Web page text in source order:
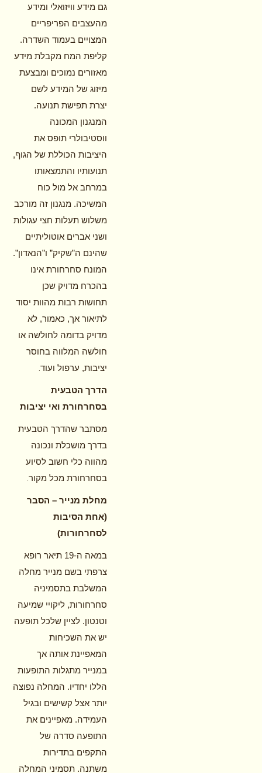
גם מידע וויזואלי ומידע
מהעצבים הפריפריים
המצויים בעמוד השדרה.
קליפת המח מקבלת מידע
מאזורים נמוכים ומבצעת
מיזוג של המידע לשם
יצרת תפישת תנועה.
המנגנון המכונה
ווסטיבולרי תופס את
היציבות הכוללת של הגוף,
תנועותיו והתמצאותו
במרחב אל מול כוח
המשיכה. מנגנון זה מורכב
משלוש תעלות חצי עגולות
ושני אברים אוטוליתיים
שהינם ה”שקיק” ו”הנאדון”.
המונח סחרחורת אינו
בהכרח מדויק שכן
תחושות רבות מהוות יסוד
לתיאור אך, כאמור, לא
מדויק בדומה לחולשה או
חולשה המלווה בחוסר
יציבות, ערפול ועוד.
הדרך הטבעית
בסחרחורת ואי יציבות
מסתבר שהדרך הטבעית
בדרך מושכלת ונכונה
מהווה כלי חשוב לסיוע
בסחרחורת מכל מקור.
מחלת מנייר – הסבר
(אחת הסיבות
לסחרחורות)
במאה ה-19 תיאר רופא
צרפתי בשם מנייר מחלה
המשלבת בתסמיניה
סחרחורות, ליקויי שמיעה
וטנטון. לציין שלכל תופעה
יש את השכיחות
המאפיינת אותה אך
במנייר מתגלות התופעות
הללו יחדיו. המחלה נפוצה
יותר אצל קשישים ובגיל
העמידה. מאפיינים את
התופעה סדרה של
התקפים בתדירות
משתנה. תסמיני המחלה